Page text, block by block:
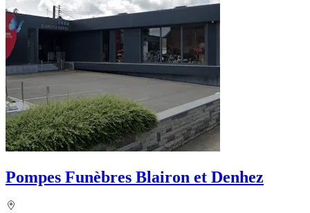
Pompes Funèbres Blairon et Denhez